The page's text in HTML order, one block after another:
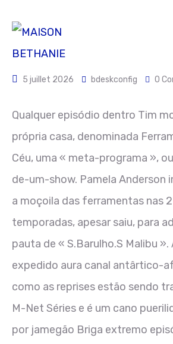
5 juillet 2026 bdeskconfig 0
Qualquer episódio dentro Tim
própria casa, denominada
Céu, uma « meta-programa »,
de-um-show. Pamela Anderson
a moçoila das ferramentas nas
temporadas, apesar saiu, para
pauta de « S.Barulho.S Malibu
expedido aura canal antârtico-
como as reprises estão sendo
M-Net Séries e é um cano
por jamegão Briga extremo